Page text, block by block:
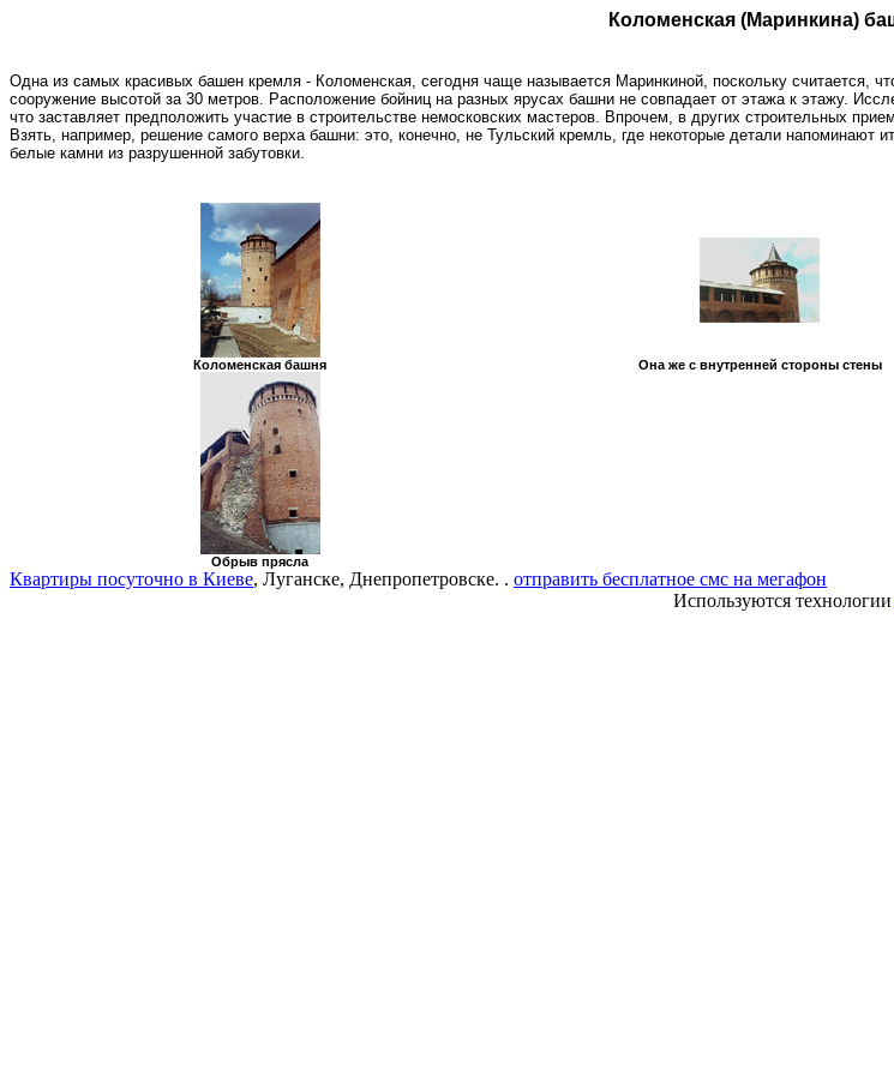
Коломенская (Маринкина)
Одна из самых красивых башен кремля - Коломенская, сегодня чаще называется Маринкиной, поскольку считается,
сооружение высотой за 30 метров. Расположение бойниц на разных ярусах башни не совпадает от этажа к этажу.
что заставляет предположить участие в строительстве немосковских мастеров. Впрочем, в других строительных
Взять, например, решение самого верха башни: это, конечно, не Тульский кремль, где некоторые детали
белые камни из разрушенной забутовки.
Коломенская башня Она же с внутренней стороны стены
Обрыв прясла
Квартиры посуточно в Киеве, Луганске, Днепропетровске. . отправить бесплатное смс на мегафон
Используются технологии